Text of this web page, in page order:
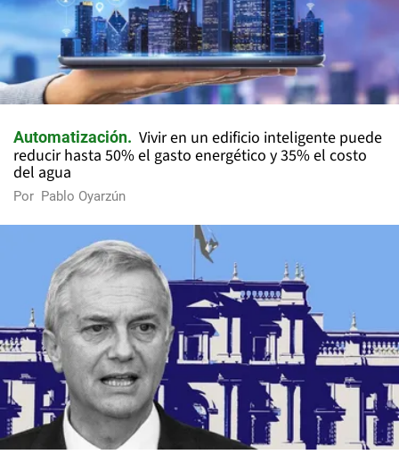
Automatización
Vivir en un edificio inteligente puede
reducir hasta 50% el gasto energético y 35% el costo
del agua
Por Pablo Oyarzún